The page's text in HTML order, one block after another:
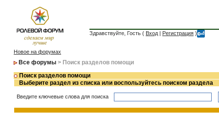
Здравствуйте, Гость ( Вход | Регистрация )
Новое на форумах
Все форумы > Поиск разделов помощи
Поиск разделов помощи
Выберите раздел из списка или воспользуйтесь поиском раздела
Введите ключевые слова для поиска